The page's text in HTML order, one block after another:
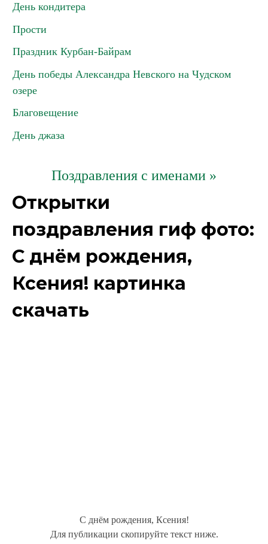
День кондитера
Прости
Праздник Курбан-Байрам
День победы Александра Невского на Чудском
озере
Благовещение
День джаза
Поздравления с именами »
Открытки
поздравления гиф фото:
С днём рождения,
Ксения! картинка
скачать
С днём рождения, Ксения!
Для публикации скопируйте текст ниже.